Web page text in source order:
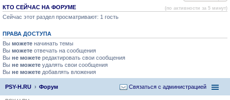
КТО СЕЙЧАС НА ФОРУМЕ (по активности за 5 минут)
Сейчас этот раздел просматривают: 1 гость
ПРАВА ДОСТУПА
Вы можете начинать темы
Вы можете отвечать на сообщения
Вы не можете редактировать свои сообщения
Вы не можете удалять свои сообщения
Вы не можете добавлять вложения
PSY-H.RU Форум Связаться с администрацией